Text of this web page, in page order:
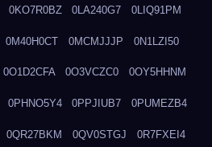
0KO7R0BZ 0LA240G7 0LIQ91PM
0M40H0CT 0MCMJJJP 0N1LZI50
0O1D2CFA 0O3VCZC0 0OY5HHNM
0PHNO5Y4 0PPJIUB7 0PUMEZB4
0QR27BKM 0QV0STGJ 0R7FXEI4